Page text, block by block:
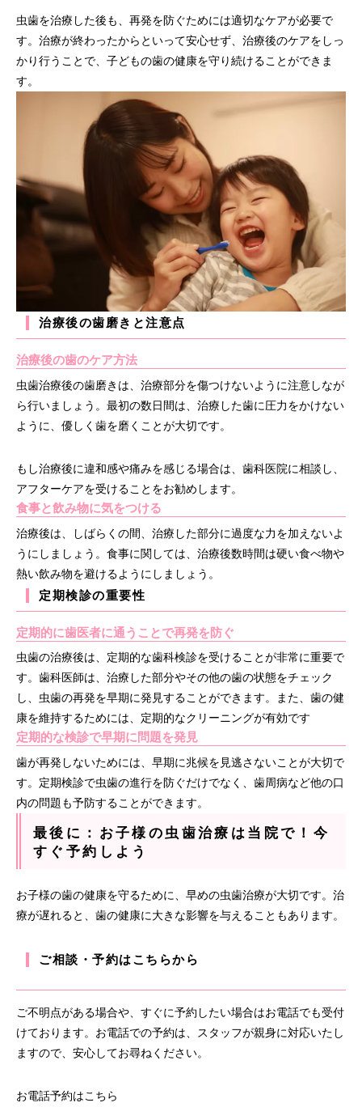
虫歯を治療した後も、再発を防ぐためには適切なケアが必要で
す。治療が終わったからといって安心せず、治療後のケアをしっ
かり行うことで、子どもの歯の健康を守り続けることができま
す。
治療後の歯磨きと注意点
治療後の歯のケア方法
虫歯治療後の歯磨きは、治療部分を傷つけないように注意しなが
ら行いましょう。最初の数日間は、治療した歯に圧力をかけない
ように、優しく歯を磨くことが大切です。
もし治療後に違和感や痛みを感じる場合は、歯科医院に相談し、
アフターケアを受けることをお勧めします。
食事と飲み物に気をつける
治療後は、しばらくの間、治療した部分に過度な力を加えないよ
うにしましょう。食事に関しては、治療後数時間は硬い食べ物や
熱い飲み物を避けるようにしましょう。
定期検診の重要性
定期的に歯医者に通うことで再発を防ぐ
虫歯の治療後は、定期的な歯科検診を受けることが非常に重要で
す。歯科医師は、治療した部分やその他の歯の状態をチェック
し、虫歯の再発を早期に発見することができます。また、歯の健
康を維持するためには、定期的なクリーニングが有効です
定期的な検診で早期に問題を発見
歯が再発しないためには、早期に兆候を見逃さないことが大切で
す。定期検診で虫歯の進行を防ぐだけでなく、歯周病など他の口
内の問題も予防することができます。
最後に：お子様の虫歯治療は当院で！今
すぐ予約しよう
お子様の歯の健康を守るために、早めの虫歯治療が大切です。治
療が遅れると、歯の健康に大きな影響を与えることもあります。
ご相談・予約はこちらから
ご不明点がある場合や、すぐに予約したい場合はお電話でも受付
けております。お電話での予約は、スタッフが親身に対応いたし
ますので、安心してお尋ねください。
お電話予約はこちら